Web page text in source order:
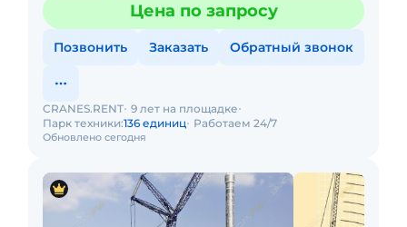
Цена по запросу
Позвонить Заказать Обратный звонок
Обновлено сегодня
CRANES.RENT 9 лет на площадке
Парк техники:136 единиц Работаем 24/7